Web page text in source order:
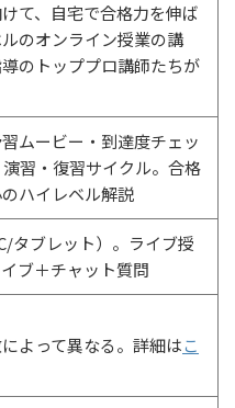
て、自宅で合格力を伸ば
のオンライン授業の講
のトッププロ講師たちが
ムービー・到達度チェッ
習・復習サイクル。合格
ハイレベル解説
タブレット）。ライブ授
ブ＋チャット質問
よって異なる。詳細はこ